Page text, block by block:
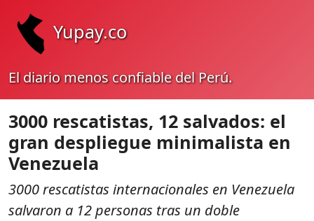
Yupay.co
El diario menos confiable del Perú.
3000 rescatistas, 12 salvados: el
gran despliegue minimalista en
Venezuela
3000 rescatistas internacionales en Venezuela
salvaron a 12 personas tras un doble